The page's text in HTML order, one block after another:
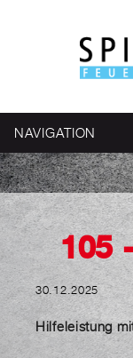
NAVIGATION
105
30.12.2025
Hilfeleistung